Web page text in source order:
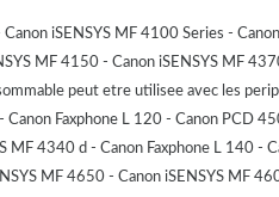
iSENSYS MF 4100 Series -
MF 4150 - Canon iSENSYS MF
peut etre utilisee avec les
Faxphone L 120 - Canon PCD
MF 4340 d - Canon Faxphone L 140
MF 4650 - Canon iSENSYS MF